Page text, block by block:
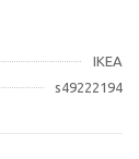
IKEA
s49222194